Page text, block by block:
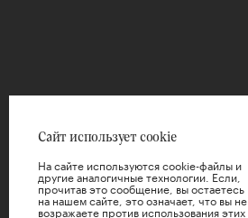
Сайт использует cookie
На сайте используются cookie-файлы и
другие аналогичные технологии. Если,
прочитав это сообщение, вы остаетесь
на нашем сайте, это означает, что вы не
возражаете против использования этих